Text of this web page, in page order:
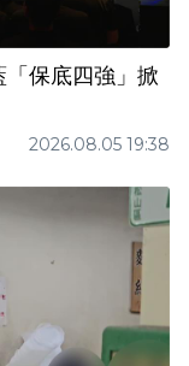
保底四強」掀
2026.08.05 19:38